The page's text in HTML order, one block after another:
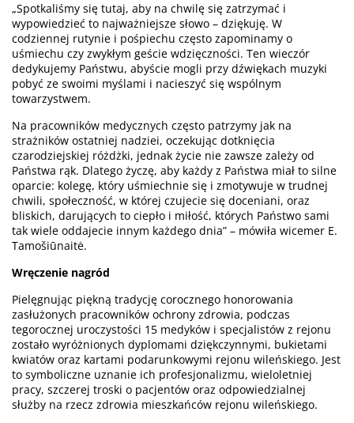
„Spotkaliśmy się tutaj, aby na chwilę się zatrzymać i
wypowiedzieć to najważniejsze słowo – dziękuję. W
codziennej rutynie i pośpiechu często zapominamy o
uśmiechu czy zwykłym geście wdzięczności. Ten wieczór
dedykujemy Państwu, abyście mogli przy dźwiękach muzyki
pobyć ze swoimi myślami i nacieszyć się wspólnym
towarzystwem.
Na pracowników medycznych często patrzymy jak na
strażników ostatniej nadziei, oczekując dotknięcia
czarodziejskiej różdżki, jednak życie nie zawsze zależy od
Państwa rąk. Dlatego życzę, aby każdy z Państwa miał to silne
oparcie: kolegę, który uśmiechnie się i zmotywuje w trudnej
chwili, społeczność, w której czujecie się doceniani, oraz
bliskich, darujących to ciepło i miłość, których Państwo sami
tak wiele oddajecie innym każdego dnia” – mówiła wicemer E.
Tamošiūnaitė.
Wręczenie nagród
Pielęgnując piękną tradycję corocznego honorowania
zasłużonych pracowników ochrony zdrowia, podczas
tegorocznej uroczystości 15 medyków i specjalistów z rejonu
zostało wyróżnionych dyplomami dziękczynnymi, bukietami
kwiatów oraz kartami podarunkowymi rejonu wileńskiego. Jest
to symboliczne uznanie ich profesjonalizmu, wieloletniej
pracy, szczerej troski o pacjentów oraz odpowiedzialnej
służby na rzecz zdrowia mieszkańców rejonu wileńskiego.